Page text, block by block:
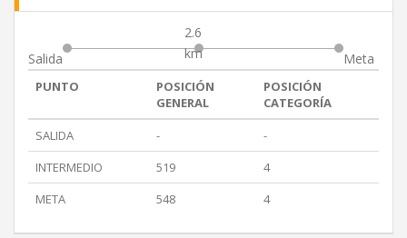
Salida
2.6
km
Meta
PUNTO
POSICIÓN
GENERAL
POSICIÓN
CATEGORÍA
SALIDA
-
-
INTERMEDIO
519
4
META
548 4